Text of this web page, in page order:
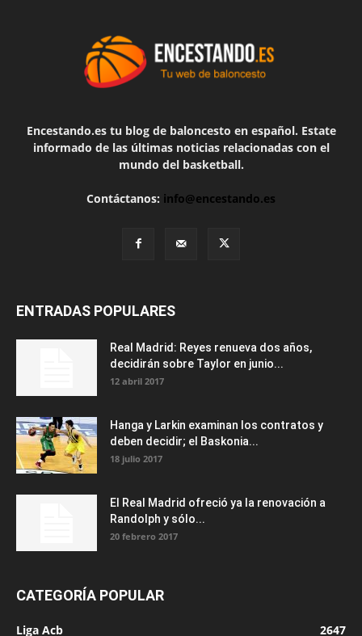
Encestando.es tu blog de baloncesto en español. Estate
informado de las últimas noticias relacionadas con el
mundo del basketball.
Contáctanos: info@encestando.es
ENTRADAS POPULARES
Real Madrid: Reyes renueva dos años,
decidirán sobre Taylor en junio...
12 abril 2017
Hanga y Larkin examinan los contratos y
deben decidir; el Baskonia...
18 julio 2017
El Real Madrid ofreció ya la renovación a
Randolph y sólo...
20 febrero 2017
CATEGORÍA POPULAR
Liga Acb 2647